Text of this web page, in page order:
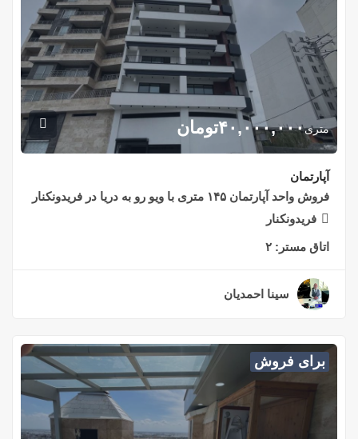
متری۴۰,۰۰۰,۰۰۰تومان
آپارتمان
فروش واحد آپارتمان ۱۴۵ متری با ویو رو به دریا در فریدونکنار
فریدونکنار
اتاق مستر: ۲
سینا احمدیان
برای فروش